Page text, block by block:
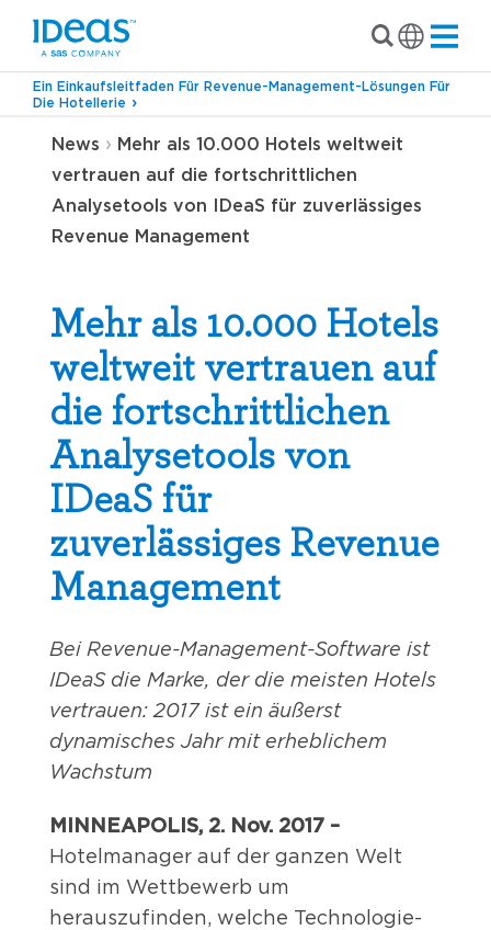
Ein Einkaufsleitfaden Für Revenue-Management-Lösungen Für
Die Hotellerie
News › Mehr als 10.000 Hotels weltweit
vertrauen auf die fortschrittlichen
Analysetools von IDeaS für zuverlässiges
Revenue Management
Mehr als 10.000 Hotels
weltweit vertrauen auf
die fortschrittlichen
Analysetools von
IDeaS für
zuverlässiges Revenue
Management
Bei Revenue-Management-Software ist
IDeaS die Marke, der die meisten Hotels
vertrauen:2017 ist ein äußerst
dynamisches Jahr mit erheblichem
Wachstum
MINNEAPOLIS, 2. Nov. 2017 –
Hotelmanager auf der ganzen Welt
sind im Wettbewerb um
herauszufinden, welche Technologie-